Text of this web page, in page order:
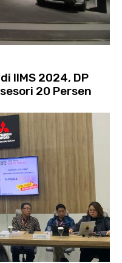
IIMS 2024, DP
20 Persen